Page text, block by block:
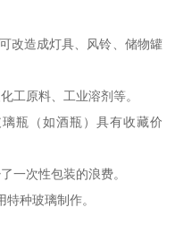
改造成灯具、风铃、储物罐
工原料、工业溶剂等。
瓶（如酒瓶）具有收藏价
一次性包装的浪费。
种玻璃制作。